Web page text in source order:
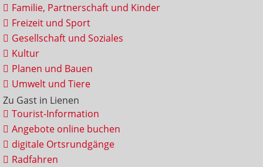
Familie, Partnerschaft und Kinder
Freizeit und Sport
Gesellschaft und Soziales
Kultur
Planen und Bauen
Umwelt und Tiere
Zu Gast in Lienen
Tourist-Information
Angebote online buchen
digitale Ortsrundgänge
Radfahren